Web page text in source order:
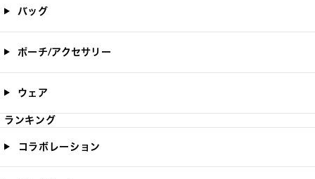
バッグ
ポーチ/アクセサリー
ウェア
ランキング
コラボレーション